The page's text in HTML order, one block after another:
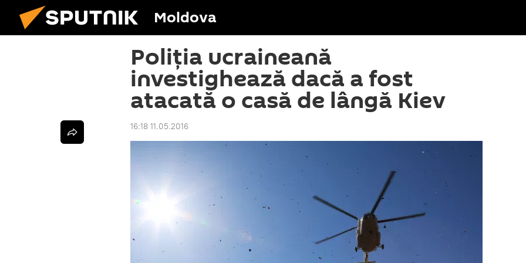
Moldova
Poliția ucraineană
investighează dacă a fost
atacată o casă de lângă Kiev
16:18 11.05.2016